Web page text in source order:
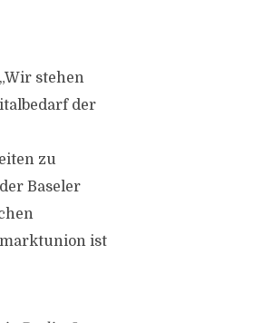
stehen
der
zu
Baseler
ist